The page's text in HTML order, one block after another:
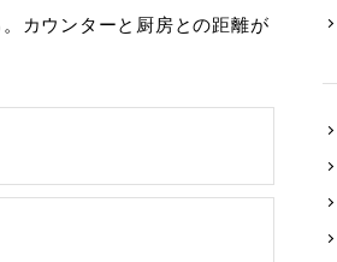
カウンターと厨房との距離が